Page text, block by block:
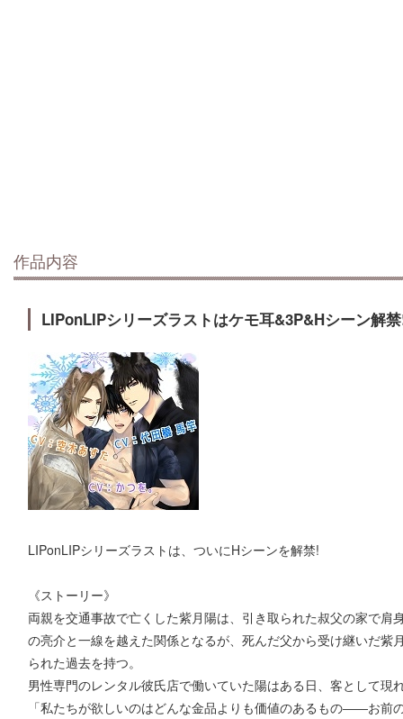
作品内容
LIPonLIPシリーズラストはケモ耳&3P&Hシーン解
LIPonLIPシリーズラストは、ついにHシーンを解禁!
《ストーリー》
両親を交通事故で亡くした紫月陽は、引き取られた叔父の家で
の亮介と一線を越えた関係となるが、死んだ父から受け継いだ紫
られた過去を持つ。
男性専門のレンタル彼氏店で働いていた陽はある日、客として現
「私たちが欲しいのはどんな金品よりも価値のあるもの――お前